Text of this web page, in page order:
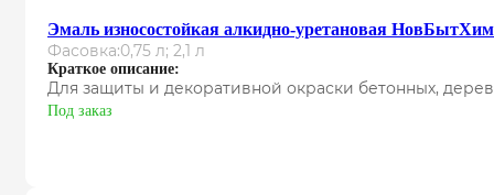
Эмаль износостойкая алкидно-уретановая НовБытХим
Фасовка:0,75 л; 2,1 л
Краткое описание:
Для защиты и декоративной окраски бетонных,
Под заказ